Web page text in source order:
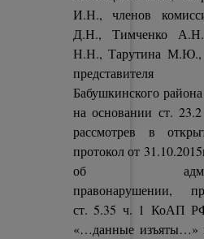
И.Н., членов
Д.Н., Тимченко
Н.Н., Тарутина М.Ю.,
представителя
Бабушкинского
на основании ст.
рассмотрев в
протокол от
об
правонарушении,
ст. 5.35 ч. 1 КоАП
«…данные изъяты…»